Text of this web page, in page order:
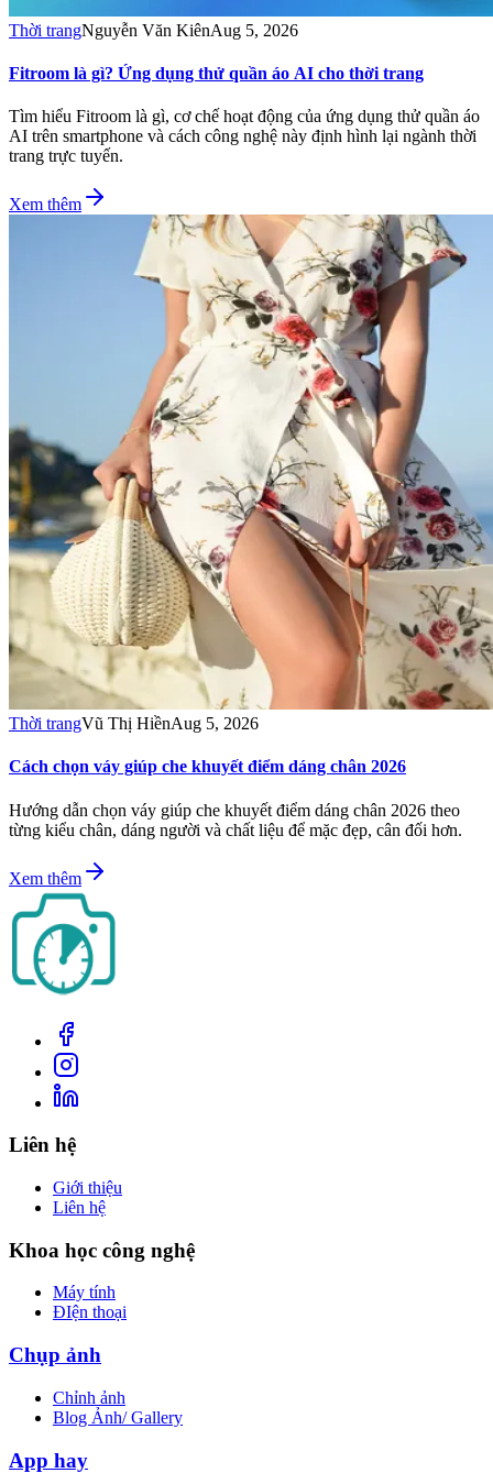
Thời trangNguyễn Văn KiênAug 5, 2026
Fitroom là gì? Ứng dụng thử quần áo AI cho thời trang
Tìm hiểu Fitroom là gì, cơ chế hoạt động của ứng dụng thử quần áo
AI trên smartphone và cách công nghệ này định hình lại ngành thời
trang trực tuyến.
Xem thêm
Thời trangVũ Thị HiềnAug 5, 2026
Cách chọn váy giúp che khuyết điểm dáng chân 2026
Hướng dẫn chọn váy giúp che khuyết điểm dáng chân 2026 theo
từng kiểu chân, dáng người và chất liệu để mặc đẹp, cân đối hơn.
Xem thêm
Liên hệ
Giới thiệu
Liên hệ
Khoa học công nghệ
Máy tính
ĐIện thoại
Chụp ảnh
Chỉnh ảnh
Blog Ảnh/ Gallery
App hay